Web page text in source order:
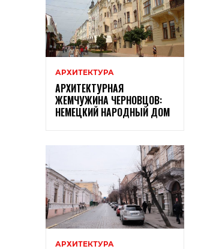
АРХИТЕКТУРА
АРХИТЕКТУРНАЯ
ЖЕМЧУЖИНА ЧЕРНОВЦОВ:
НЕМЕЦКИЙ НАРОДНЫЙ ДОМ
АРХИТЕКТУРА